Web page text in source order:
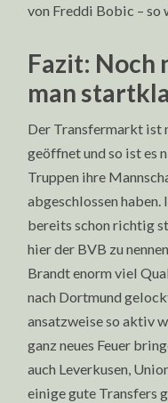
von Freddi Bobic – so
Fazit: Noch
man
Der Transfermarkt ist
geöffnet und so ist es
Truppen ihre
abgeschlossen
bereits schon richtig
hier der BVB zu
Brandt enorm viel
nach Dortmund
ansatzweise so aktiv
ganz neues Feuer
auch Leverkusen,
einige gute Transfers